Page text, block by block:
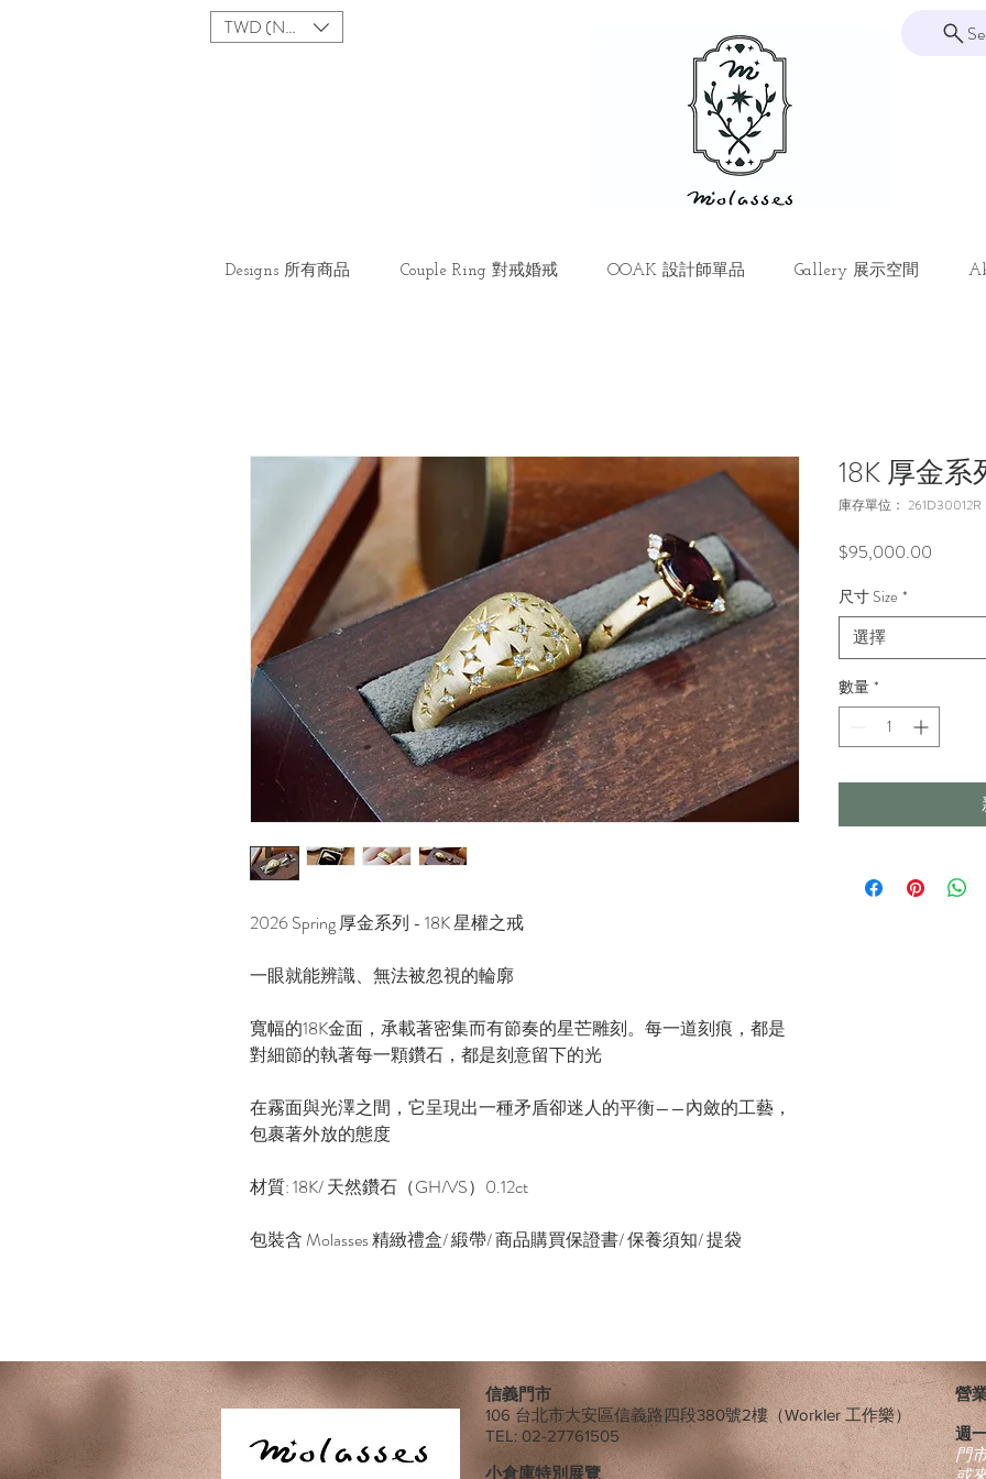
TWD (NT$)
Designs 所有商品 Couple Ring 對戒婚戒 OOAK 設計師單品 Gallery 展示空間
2026 Spring 厚金系列 - 18K 星權之戒
一眼就能辨識、無法被忽視的輪廓
寬幅的18K金面，承載著密集而有節奏的星芒雕刻。每一道刻痕，都是
對細節的執著每一顆鑽石，都是刻意留下的光
在霧面與光澤之間，它呈現出一種矛盾卻迷人的平衡——內斂的工藝，
包裹著外放的態度
材質: 18K/ 天然鑽石（GH/VS）0.12ct
包裝含 Molasses 精緻禮盒/ 緞帶/ 商品購買保證書/ 保養須知/ 提袋
18K 厚金
庫存單位： 261D30012R
$95,000.00
尺寸 Size *
選擇
數量 *
信義門市
106 台北市大安區信義路四段380號2樓（Workler 工作樂）
TEL: 02-27761505
小倉庫特別展覽
營
週
門
或